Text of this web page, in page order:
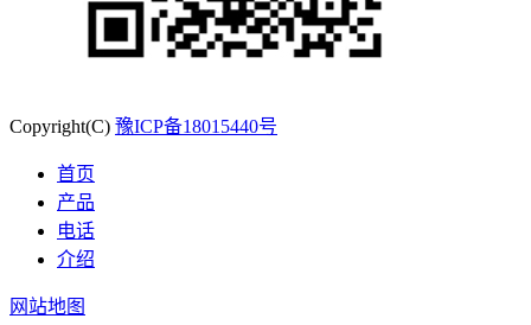
Copyright(C) 豫ICP备18015440号
首页
产品
电话
介绍
网站地图